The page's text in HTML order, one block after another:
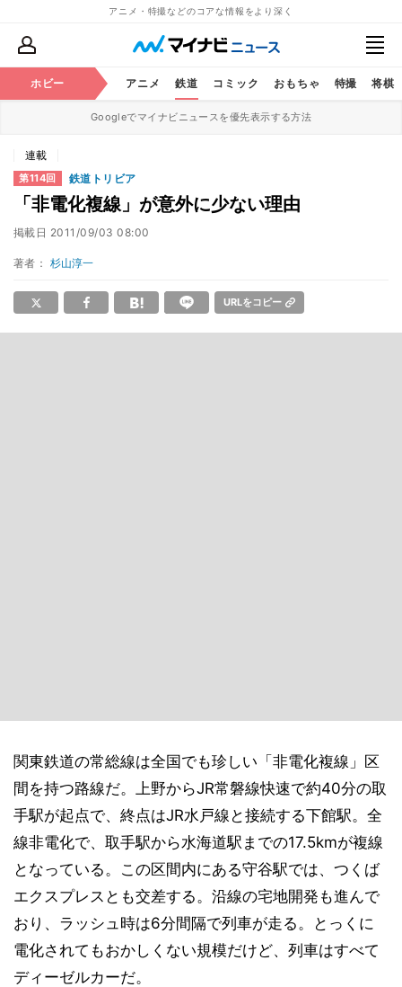
アニメ・特撮などのコアな情報をより深く
ホビー アニメ 鉄道 コミック おもちゃ 特撮 将棋
Googleでマイナビニュースを優先表示する方法
連載
第114回 鉄道トリビア
「非電化複線」が意外に少ない理由
掲載日 2011/09/03 08:00
著者： 杉山淳一
URLをコピー
関東鉄道の常総線は全国でも珍しい「非電化複線」区
間を持つ路線だ。上野からJR常磐線快速で約40分の取
手駅が起点で、終点はJR水戸線と接続する下館駅。全
線非電化で、取手駅から水海道駅までの17.5kmが複線
となっている。この区間内にある守谷駅では、つくば
エクスプレスとも交差する。沿線の宅地開発も進んで
おり、ラッシュ時は6分間隔で列車が走る。とっくに
電化されてもおかしくない規模だけど、列車はすべて
ディーゼルカーだ。